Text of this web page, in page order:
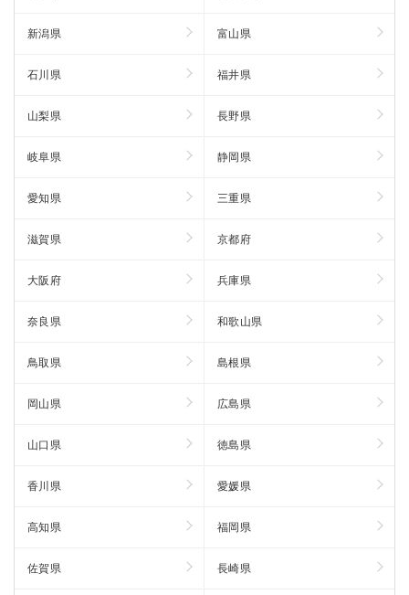
新潟県 富山県
石川県 福井県
山梨県 長野県
岐阜県 静岡県
愛知県 三重県
滋賀県 京都府
大阪府 兵庫県
奈良県 和歌山県
鳥取県 島根県
岡山県 広島県
山口県 徳島県
香川県 愛媛県
高知県 福岡県
佐賀県 長崎県